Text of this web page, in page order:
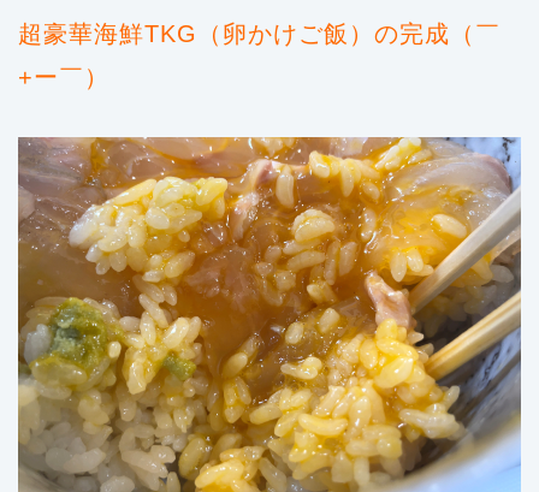
超豪華海鮮TKG（卵かけご飯）の完成（￣
+ー￣）